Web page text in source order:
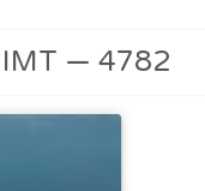
IMT — 4782